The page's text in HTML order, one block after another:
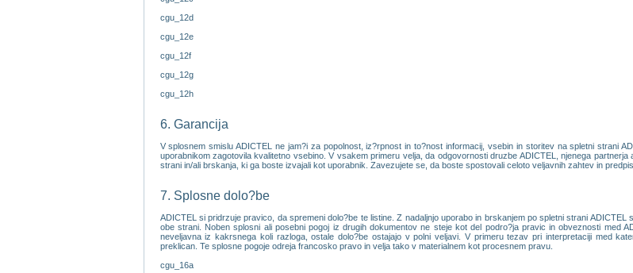
cgu_12d
cgu_12e
cgu_12f
cgu_12g
cgu_12h
6. Garancija
V splosnem smislu ADICTEL ne jam?i za popolnost, iz?rpnost in to?nost informacij, vsebin in storitev na spletni strani
uporabnikom zagotovila kvalitetno vsebino. V vsakem primeru velja, da odgovornosti druzbe ADICTEL, njenega
strani in/ali brskanja, ki ga boste izvajali kot uporabnik. Zavezujete se, da boste spostovali celoto veljavnih zahtev in
7. Splosne dolo?be
ADICTEL si pridrzuje pravico, da spremeni dolo?be te listine. Z nadaljnjo uporabo in brskanjem po spletni strani
obe strani. Noben splosni ali posebni pogoj iz drugih dokumentov ne steje kot del podro?ja pravic in obveznosti med
neveljavna iz kakrsnega koli razloga, ostale dolo?be ostajajo v polni veljavi. V primeru tezav pri interpretaciji med
preklican. Te splosne pogoje odreja francosko pravo in velja tako v materialnem kot procesnem pravu.
cgu_16a